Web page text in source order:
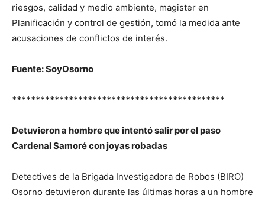
riesgos, calidad y medio ambiente, magister en
Planificación y control de gestión, tomó la medida ante
acusaciones de conflictos de interés.
Fuente: SoyOsorno
*********************************************
Detuvieron a hombre que intentó salir por el paso
Cardenal Samoré con joyas robadas
Detectives de la Brigada Investigadora de Robos (BIRO)
Osorno detuvieron durante las últimas horas a un hombre